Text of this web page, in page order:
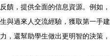
反饋，提供全面的信息資源。例如
生與過來人交流經驗，獲取第一手
力，還幫助學生做出更明智的決策